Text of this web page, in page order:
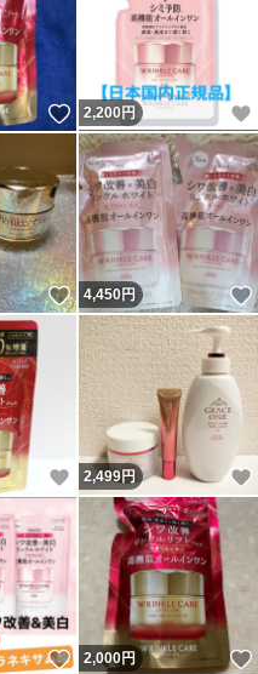
いいね！
2,200 円
いいね！
4,450円
いいね！
2,499円
いいね！
2,000円